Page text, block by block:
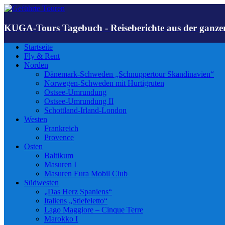
KUGA-Tours Tagebuch - Reiseberichte aus der
Startseite
Fly & Rent
Norden
Dänemark-Schweden „Schnuppertour Skandinavien“
Norwegen-Schweden mit Hurtigruten
Ostsee-Umrundung
Ostsee-Umrundung II
Schottland-Irland-London
Westen
Frankreich
Provence
Osten
Baltikum
Masuren I
Masuren Eura Mobil Club
Südwesten
„Das Herz Spaniens“
Italiens „Stiefeletto“
Lago Maggiore – Cinque Terre
Marokko I